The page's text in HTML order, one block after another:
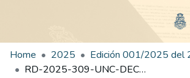
Home 2025
RD-2025-309-UNC-DEC#FFYH